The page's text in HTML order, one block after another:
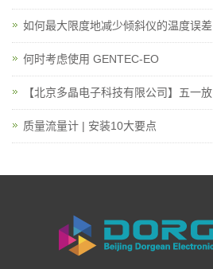
如何最大限度地减少倾斜仪的温度误差
何时考虑使用 GENTEC-EO
【北京多晶电子科技有限公司】五一放
质量流量计 | 安装10大要点